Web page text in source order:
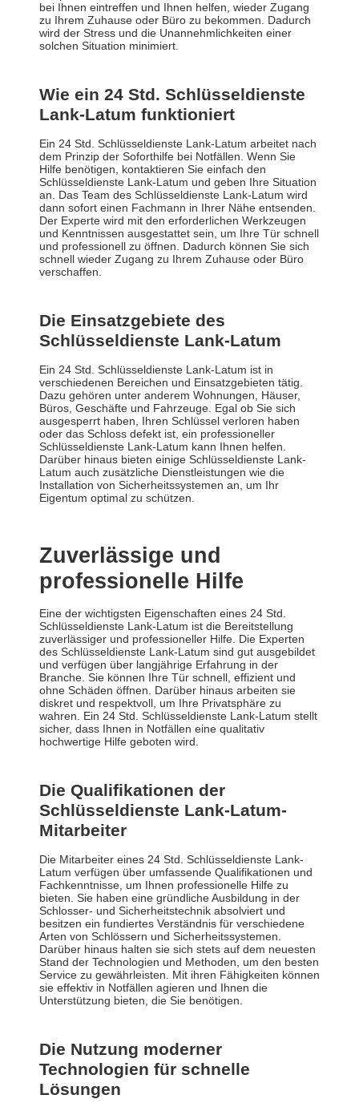
bei Ihnen eintreffen und Ihnen helfen, wieder Zugang
zu Ihrem Zuhause oder Büro zu bekommen. Dadurch
wird der Stress und die Unannehmlichkeiten einer
solchen Situation minimiert.
Wie ein 24 Std. Schlüsseldienste
Lank-Latum funktioniert
Ein 24 Std. Schlüsseldienste Lank-Latum arbeitet nach
dem Prinzip der Soforthilfe bei Notfällen. Wenn Sie
Hilfe benötigen, kontaktieren Sie einfach den
Schlüsseldienste Lank-Latum und geben Ihre Situation
an. Das Team des Schlüsseldienste Lank-Latum wird
dann sofort einen Fachmann in Ihrer Nähe entsenden.
Der Experte wird mit den erforderlichen Werkzeugen
und Kenntnissen ausgestattet sein, um Ihre Tür schnell
und professionell zu öffnen. Dadurch können Sie sich
schnell wieder Zugang zu Ihrem Zuhause oder Büro
verschaffen.
Die Einsatzgebiete des
Schlüsseldienste Lank-Latum
Ein 24 Std. Schlüsseldienste Lank-Latum ist in
verschiedenen Bereichen und Einsatzgebieten tätig.
Dazu gehören unter anderem Wohnungen, Häuser,
Büros, Geschäfte und Fahrzeuge. Egal ob Sie sich
ausgesperrt haben, Ihren Schlüssel verloren haben
oder das Schloss defekt ist, ein professioneller
Schlüsseldienste Lank-Latum kann Ihnen helfen.
Darüber hinaus bieten einige Schlüsseldienste Lank-
Latum auch zusätzliche Dienstleistungen wie die
Installation von Sicherheitssystemen an, um Ihr
Eigentum optimal zu schützen.
Zuverlässige und
professionelle Hilfe
Eine der wichtigsten Eigenschaften eines 24 Std.
Schlüsseldienste Lank-Latum ist die Bereitstellung
zuverlässiger und professioneller Hilfe. Die Experten
des Schlüsseldienste Lank-Latum sind gut ausgebildet
und verfügen über langjährige Erfahrung in der
Branche. Sie können Ihre Tür schnell, effizient und
ohne Schäden öffnen. Darüber hinaus arbeiten sie
diskret und respektvoll, um Ihre Privatsphäre zu
wahren. Ein 24 Std. Schlüsseldienste Lank-Latum stellt
sicher, dass Ihnen in Notfällen eine qualitativ
hochwertige Hilfe geboten wird.
Die Qualifikationen der
Schlüsseldienste Lank-Latum-
Mitarbeiter
Die Mitarbeiter eines 24 Std. Schlüsseldienste Lank-
Latum verfügen über umfassende Qualifikationen und
Fachkenntnisse, um Ihnen professionelle Hilfe zu
bieten. Sie haben eine gründliche Ausbildung in der
Schlosser- und Sicherheitstechnik absolviert und
besitzen ein fundiertes Verständnis für verschiedene
Arten von Schlössern und Sicherheitssystemen.
Darüber hinaus halten sie sich stets auf dem neuesten
Stand der Technologien und Methoden, um den besten
Service zu gewährleisten. Mit ihren Fähigkeiten können
sie effektiv in Notfällen agieren und Ihnen die
Unterstützung bieten, die Sie benötigen.
Die Nutzung moderner
Technologien für schnelle
Lösungen